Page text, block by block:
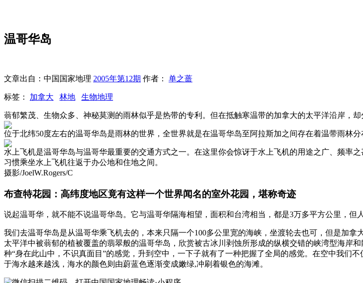
温哥华岛
文章出自：中国国家地理 2005年第12期 作者： 单之蔷
标签： 加拿大 林地 生物地理
蓊郁繁茂、生物众多、神秘莫测的雨林似乎是热带的专利。但在抵触寒温带的加拿大的太平洋沿岸
位于北纬50度左右的温哥华岛是雨林的世界，全世界就是在温哥华岛至阿拉斯加之间存在着温带雨林
水上飞机是温哥华岛与温哥华最重要的交通方式之一。在这里你会惊讶于水上飞机的用途之广、频率
习惯乘坐水上飞机往返于办公地和住地之间。
摄影/JoelW.Rogers/C
布查特花园：高纬度地区竟有这样一个世界闻名的室外花园，堪称奇迹
说起温哥华，就不能不说温哥华岛。它与温哥华隔海相望，面积和台湾相当，都是3万多平方公里，但
我们去温哥华岛是从温哥华乘飞机去的，本来只隔一个100多公里宽的海峡，坐渡轮去也可，但是加
太平洋中被蓊郁的植被覆盖的翡翠般的温哥华岛，欣赏被古冰川剥蚀所形成的纵横交错的峡湾型海岸
种“身在此山中，不识真面目”的感觉，升到空中，一下子就有了一种把握了全局的感觉。在空中我们
于海水越来越浅，海水的颜色则由蔚蓝色逐渐变成嫩绿,冲刷着银色的海滩。